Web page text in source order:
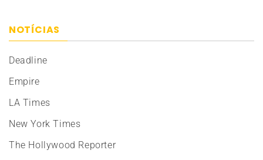
NOTÍCIAS
Deadline
Empire
LA Times
New York Times
The Hollywood Reporter